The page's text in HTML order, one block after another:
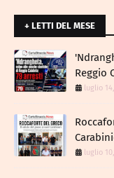
+ LETTI DEL MESE
Reggio
luglio
luglio